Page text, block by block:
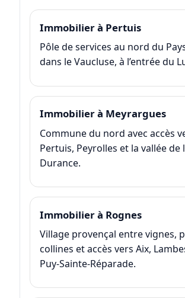
Immobilier à Pertuis
Pôle de services au nord du Pays
dans le Vaucluse, à l’entrée du
Immobilier à Meyrargues
Commune du nord avec accès
Pertuis, Peyrolles et la vallée de
Durance.
Immobilier à Rognes
Village provençal entre vignes,
collines et accès vers Aix,
Puy-Sainte-Réparade.